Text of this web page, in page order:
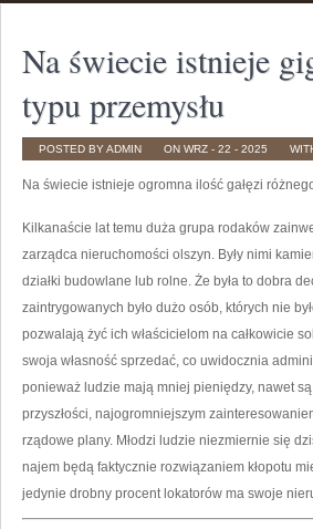
Na świecie istnieje
typu przemysłu
POSTED BY ADMIN ON WRZ - 22 - 2025
Na świecie istnieje ogromna ilość gałęzi
Kilkanaście lat temu duża grupa rodaków
zarządca nieruchomości olszyn. Były nimi
działki budowlane lub rolne. Że była to dobra
zaintrygowanych było dużo osób, których nie
pozwalają żyć ich właścicielom na całkowicie
swoja własność sprzedać, co uwidocznia
ponieważ ludzie mają mniej pieniędzy, nawet
przyszłości, najogromniejszym
rządowe plany. Młodzi ludzie niezmiernie się
najem będą faktycznie rozwiązaniem kłopotu
jedynie drobny procent lokatorów ma swoje